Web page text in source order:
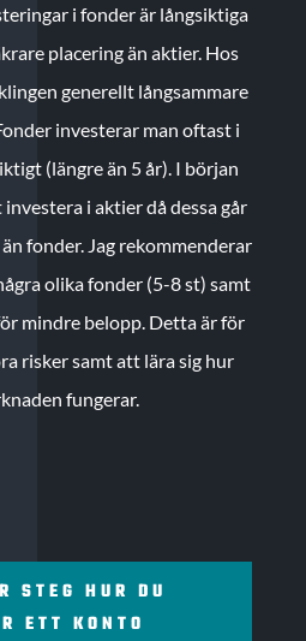
i fonder är långsiktiga
placering än aktier. Hos
generellt långsammare
investerar man oftast i
(längre än 5 år). I början
i aktier då dessa går
fonder. Jag rekommenderar
olika fonder (5-8 st) samt
mindre belopp. Detta är för
risker samt att lära sig hur
fungerar.
STEG HUR DU
ETT KONTO